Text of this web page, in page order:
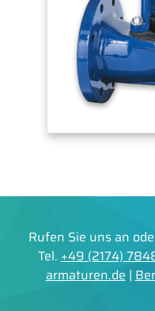
Rufen Sie uns an
Tel. +49 (2174)
armaturen.de |